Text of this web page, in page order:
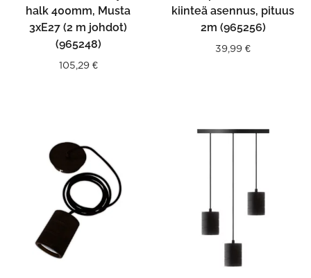
halk 400mm, Musta
3xE27 (2 m johdot)
(965248)
105,29 €
kiinteä asennus, pituus
2m (965256)
39,99 €